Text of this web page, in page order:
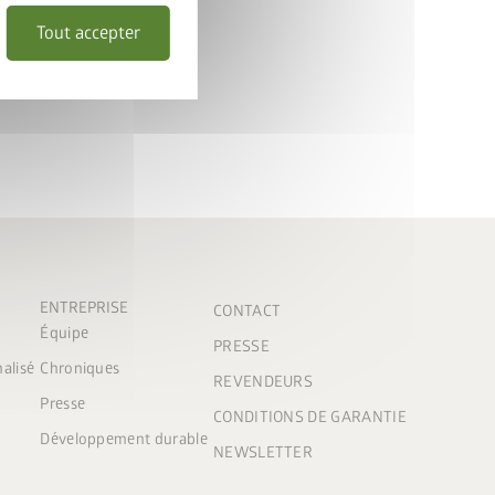
Tout accepter
ENTREPRISE
Équipe
Chroniques
Presse
Développement durable
CONTACT
PRESSE
REVENDEURS
CONDITIONS DE GARANTIE
NEWSLETTER